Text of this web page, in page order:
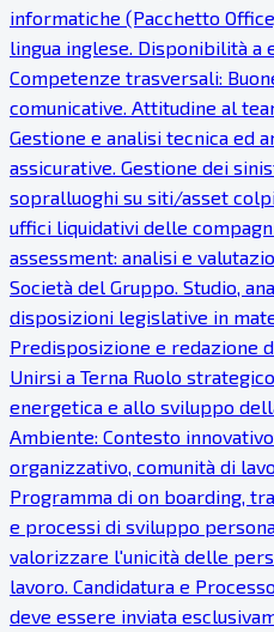
informatiche (Pacchetto
lingua inglese. Disponibilità
Competenze trasversali:
comunicative. Attitudine al
Gestione e analisi tecnica ed
assicurative. Gestione dei
sopralluoghi su siti/asset
uffici liquidativi delle
assessment: analisi e
Società del Gruppo. Studio,
disposizioni legislative in
Predisposizione e redazione
Unirsi a Terna Ruolo
energetica e allo sviluppo
Ambiente: Contesto
organizzativo, comunità di
Programma di on boarding,
e processi di sviluppo
valorizzare l'unicità delle
lavoro. Candidatura e
deve essere inviata